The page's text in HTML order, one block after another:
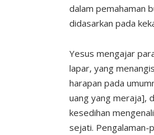
dalam pemahaman
didasarkan pada
Yesus mengajar
lapar, yang
harapan pada
uang yang meraja],
kesedihan
sejati. Pengalaman-